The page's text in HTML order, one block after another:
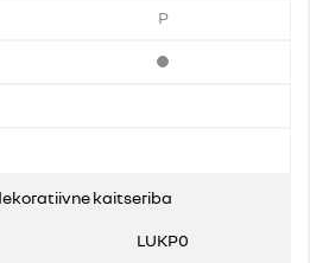
P
Standardvarustus
kaitseriba
LUKP0